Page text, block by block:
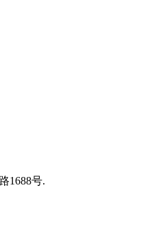
1688号.